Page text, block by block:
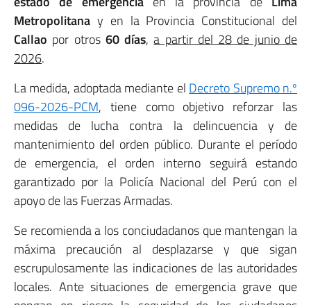
Metropolitana y en la Provincia Constitucional del
Callao por otros 60 días,a partir del 28 de junio de
2026.
La medida, adoptada mediante el Decreto Supremo n.º
096-2026-PCM, tiene como objetivo reforzar las
medidas de lucha contra la delincuencia y de
mantenimiento del orden público. Durante el período
de emergencia, el orden interno seguirá estando
garantizado por la Policía Nacional del Perú con el
apoyo de las Fuerzas Armadas.
Se recomienda a los conciudadanos que mantengan la
máxima precaución al desplazarse y que sigan
escrupulosamente las indicaciones de las autoridades
locales. Ante situaciones de emergencia grave que